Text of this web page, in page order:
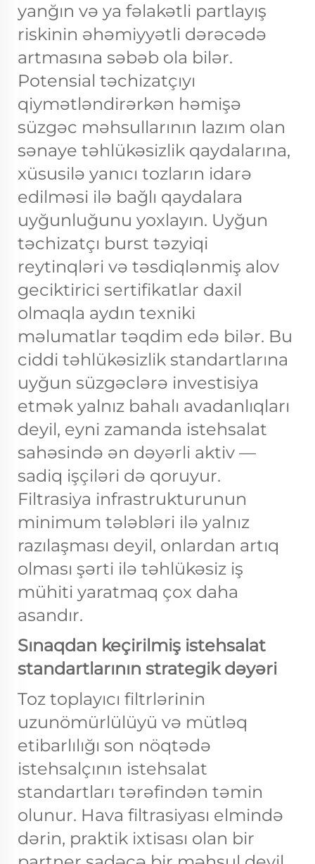
yanğın və ya fəlakətli partlayış
riskinin əhəmiyyətli dərəcədə
artmasına səbəb ola bilər.
Potensial təchizatçıyı
qiymətləndirərkən həmişə
süzgəc məhsullarının lazım olan
sənaye təhlükəsizlik qaydalarına,
xüsusilə yanıcı tozların idarə
edilməsi ilə bağlı qaydalara
uyğunluğunu yoxlayın. Uyğun
təchizatçı burst təzyiqi
reytinqləri və təsdiqlənmiş alov
geciktirici sertifikatlar daxil
olmaqla aydın texniki
məlumatlar təqdim edə bilər. Bu
ciddi təhlükəsizlik standartlarına
uyğun süzgəclərə investisiya
etmək yalnız bahalı avadanlıqları
deyil, eyni zamanda istehsalat
sahəsində ən dəyərli aktiv —
sadiq işçiləri də qoruyur.
Filtrasiya infrastrukturunun
minimum tələbləri ilə yalnız
razılaşması deyil, onlardan artıq
olması şərti ilə təhlükəsiz iş
mühiti yaratmaq çox daha
asandır.
Sınaqdan keçirilmiş istehsalat
standartlarının strategik dəyəri
Toz toplayıcı filtrlərinin
uzunömürlülüyü və mütləq
etibarlılığı son nöqtədə
istehsalçının istehsalat
standartları tərəfindən təmin
olunur. Hava filtrasiyası elmində
dərin, praktik ixtisası olan bir